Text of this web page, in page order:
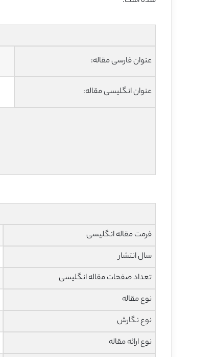
عنوان فارسی مقاله:
عنوان انگلیسی مقاله:
فرمت مقاله انگلیسی
سال انتشار
تعداد صفحات مقاله انگلیسی
نوع مقاله
نوع نگارش
نوع ارائه مقاله